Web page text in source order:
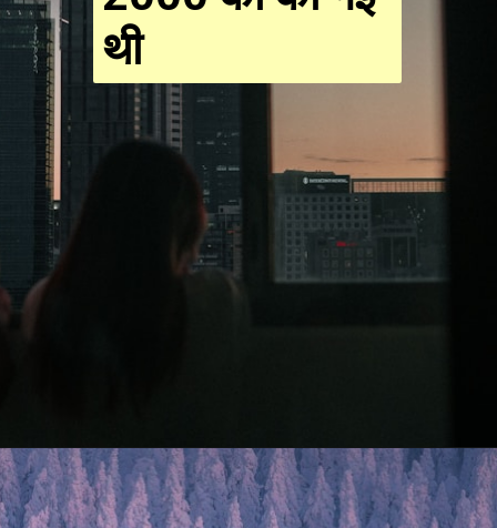
थी
Opening https://resultmp.com/category/knowledge/